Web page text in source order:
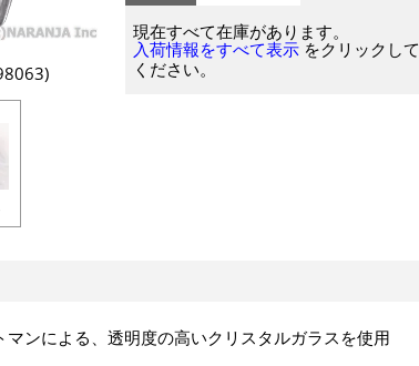
現在すべて在庫があります。
入荷情報をすべて表示 をクリックして
ください。
ンによる、透明度の高いクリスタルガラスを使用